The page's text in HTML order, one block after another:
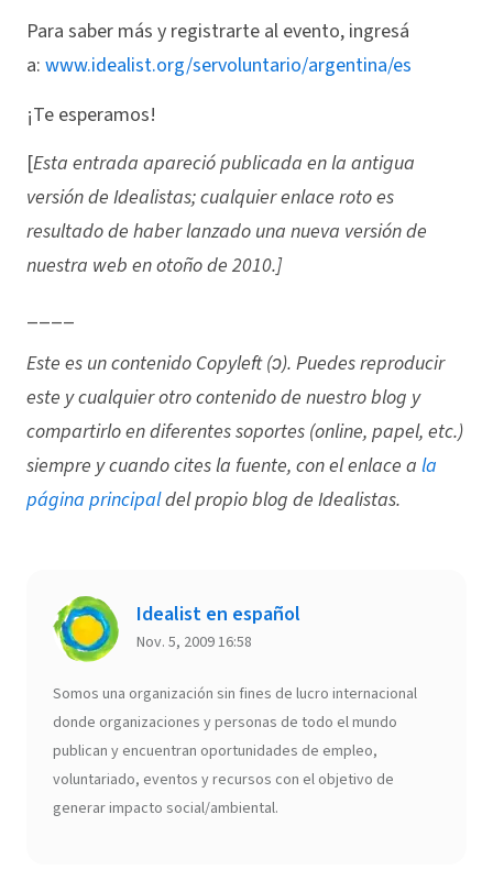
Para saber más y registrarte al evento, ingresá
a: www.idealist.org/servoluntario/argentina/es
¡Te esperamos!
[Esta entrada apareció publicada en la antigua
versión de Idealistas; cualquier enlace roto es
resultado de haber lanzado una nueva versión de
nuestra web en otoño de 2010.]
Este es un contenido Copyleft (ↄ). Puedes reproducir
este y cualquier otro contenido de nuestro blog y
compartirlo en diferentes soportes (online, papel, etc.)
siempre y cuando cites la fuente, con el enlace a la
página principaldel propio blog de Idealistas.
Idealist en español
Nov. 5, 2009 16:58
Somos una organización sin fines de lucro internacional
donde organizaciones y personas de todo el mundo
publican y encuentran oportunidades de empleo,
voluntariado, eventos y recursos con el objetivo de
generar impacto social/ambiental.